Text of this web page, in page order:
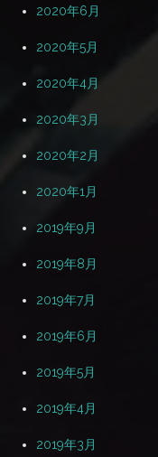
2020年6月
2020年5月
2020年4月
2020年3月
2020年2月
2020年1月
2019年9月
2019年8月
2019年7月
2019年6月
2019年5月
2019年4月
2019年3月